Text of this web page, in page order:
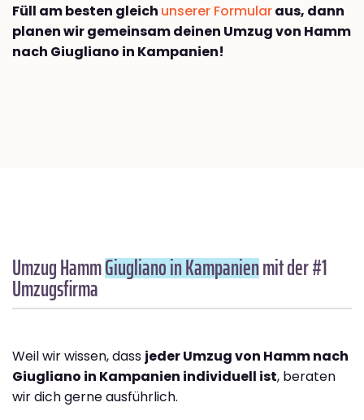
Füll am besten gleich unserer Formularaus, dann
planen wir gemeinsam deinen Umzug von Hamm
nach Giugliano in Kampanien!
Umzug HammGiugliano in Kampanienmit der #1
Umzugsfirma
Weil wir wissen, dass jeder Umzug von Hamm nach
Giugliano in Kampanien individuell ist, beraten
wir dich gerne ausführlich.